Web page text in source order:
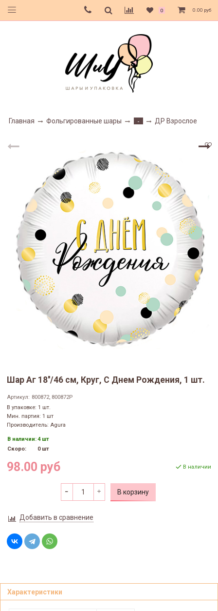
0 0.00 руб
Главная Фольгированные шары - ДР Взрослое
Шар Аг 18''/46 см, Круг, С Днем Рождения, 1 шт.
Артикул: 800872, 800872P
В упаковке: 1 шт.
Мин. партия: 1 шт
Производитель: Agura
В наличии:4 шт
Скоро:
0 шт
98.00 руб В наличии
В корзину
Добавить в сравнение
Характеристики